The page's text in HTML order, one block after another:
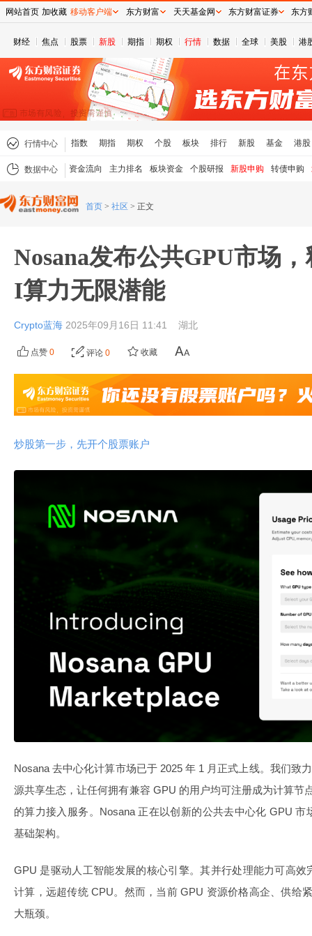
财经 焦点 股票 新股 期指 期权 行情 数据 全球 美股 港
行情中心 指数 期指 期权 个股 板块 排行 新股 基金 港股
数据中心 资金流向 主力排名 板块资金 个股研报 新股申购 转债申购
首页 > 社区 > 正文
Nosana发布公共GPU市场
I算力无限潜能
Crypto蓝海 2025年09月16日 11:41 湖北
点赞 0 评论 0 收藏
炒股第一步，先开个股票账户
Nosana 去中心化计算市场已于 2025 年 1 月正式上线。我们致
源共享生态，让任何拥有兼容 GPU 的用户均可注册成为计算节
的算力接入服务。Nosana 正在以创新的公共去中心化 GPU
基础架构。
GPU 是驱动人工智能发展的核心引擎。其并行处理能力可高
计算，远超传统 CPU。然而，当前 GPU 资源价格高企、供给
大瓶颈。
网站首页 加收藏 移动客户端 东方财富 天天基金网 东方财富证券 东方